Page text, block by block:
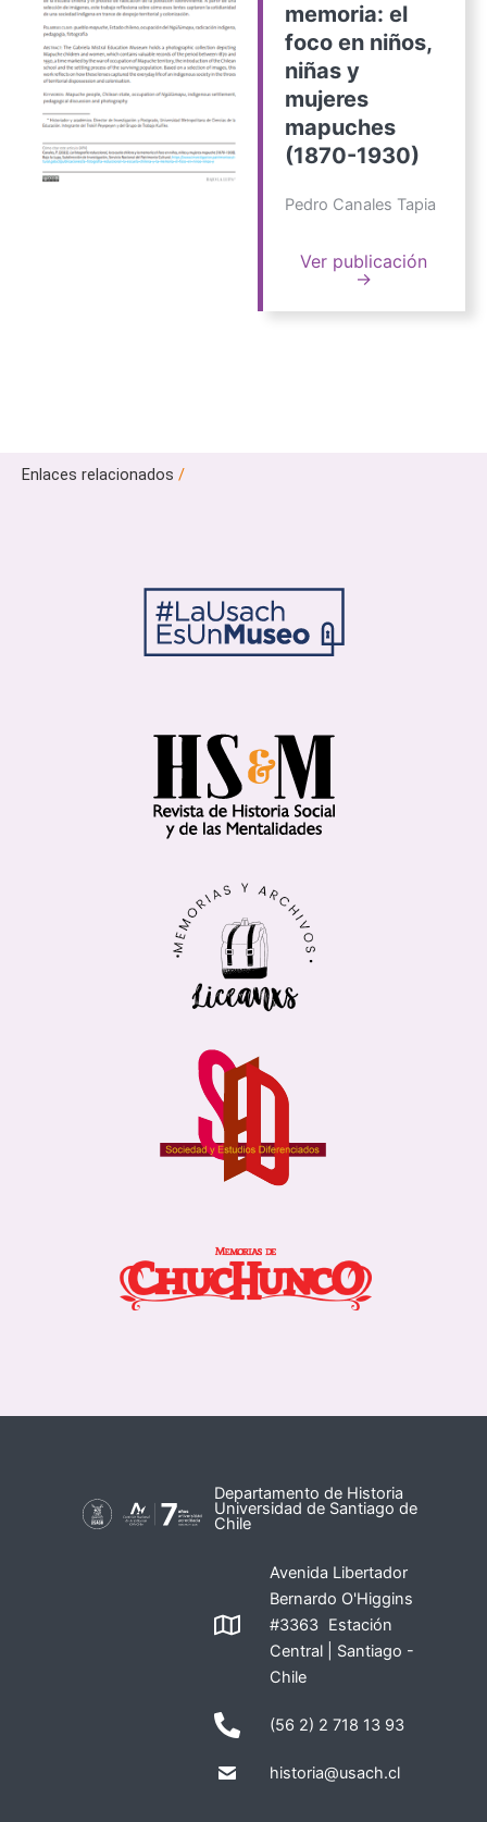
memoria: el
foco en niños,
niñas y
mujeres
mapuches
(1870-1930)
Pedro Canales Tapia
Ver publicación
→
Enlaces relacionados /
Departamento de Historia
Universidad de Santiago de
Chile
Avenida Libertador
Bernardo O'Higgins
#3363 Estación
Central | Santiago -
Chile
(56 2) 2 718 13 93
historia@usach.cl